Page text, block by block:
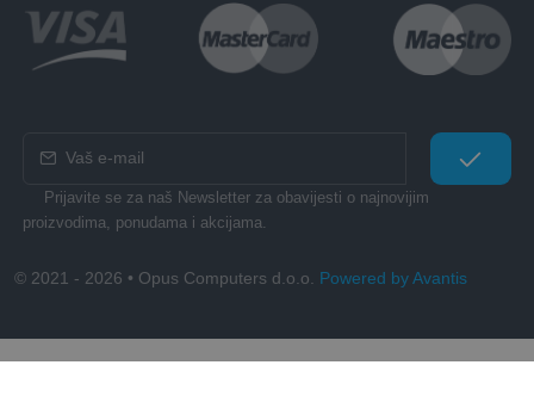
Prijavite se za naš Newsletter za obavijesti o najnovijim
proizvodima, ponudama i akcijama.
© 2021 - 2026 • Opus Computers d.o.o. Powered by Avantis